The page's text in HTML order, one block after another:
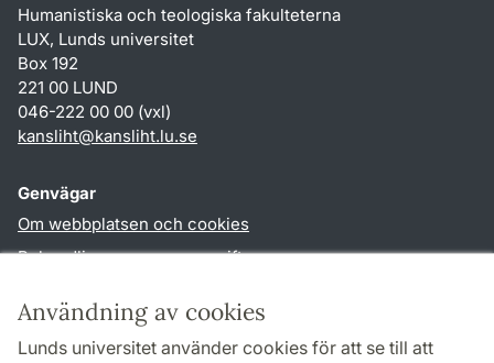
Användning av cookies
Lunds universitet använder cookies för att se till att
Humanistiska och teologiska fakulteterna
LUX, Lunds universitet
Box 192
221 00 LUND
046-222 00 00 (vxl)
kansliht@kansliht.lu.se
Genvägar
Om webbplatsen och cookies
Behandling av personuppgifter
TYPO3-login